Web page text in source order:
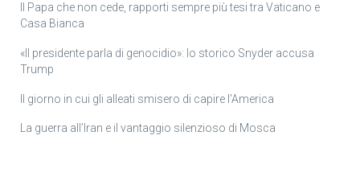
Il Papa che non cede, rapporti sempre più tesi tra Vaticano e
Casa Bianca
«Il presidente parla di genocidio»: lo storico Snyder accusa
Trump
Il giorno in cui gli alleati smisero di capire l’America
La guerra all’Iran e il vantaggio silenzioso di Mosca